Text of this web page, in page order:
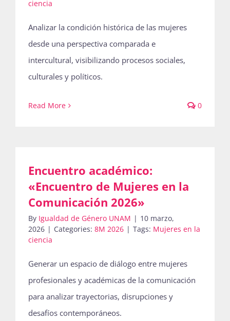
ciencia
Analizar la condición histórica de las mujeres
desde una perspectiva comparada e
intercultural, visibilizando procesos sociales,
culturales y políticos.
Read More 0
Encuentro académico:
«Encuentro de Mujeres en la
Comunicación 2026»
By Igualdad de Género UNAM | 10 marzo,
2026 | Categories: 8M 2026 | Tags: Mujeres en la
ciencia
Generar un espacio de diálogo entre mujeres
profesionales y académicas de la comunicación
para analizar trayectorias, disrupciones y
desafíos contemporáneos.